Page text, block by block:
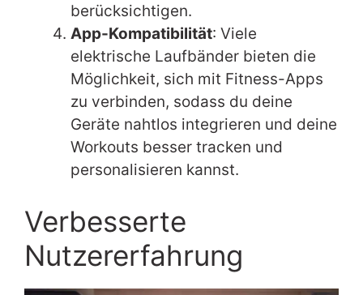
berücksichtigen.
App-Kompatibilität: Viele
elektrische Laufbänder bieten die
Möglichkeit, sich mit Fitness-Apps
zu verbinden, sodass du deine
Geräte nahtlos integrieren und deine
Workouts besser tracken und
personalisieren kannst.
Verbesserte
Nutzererfahrung